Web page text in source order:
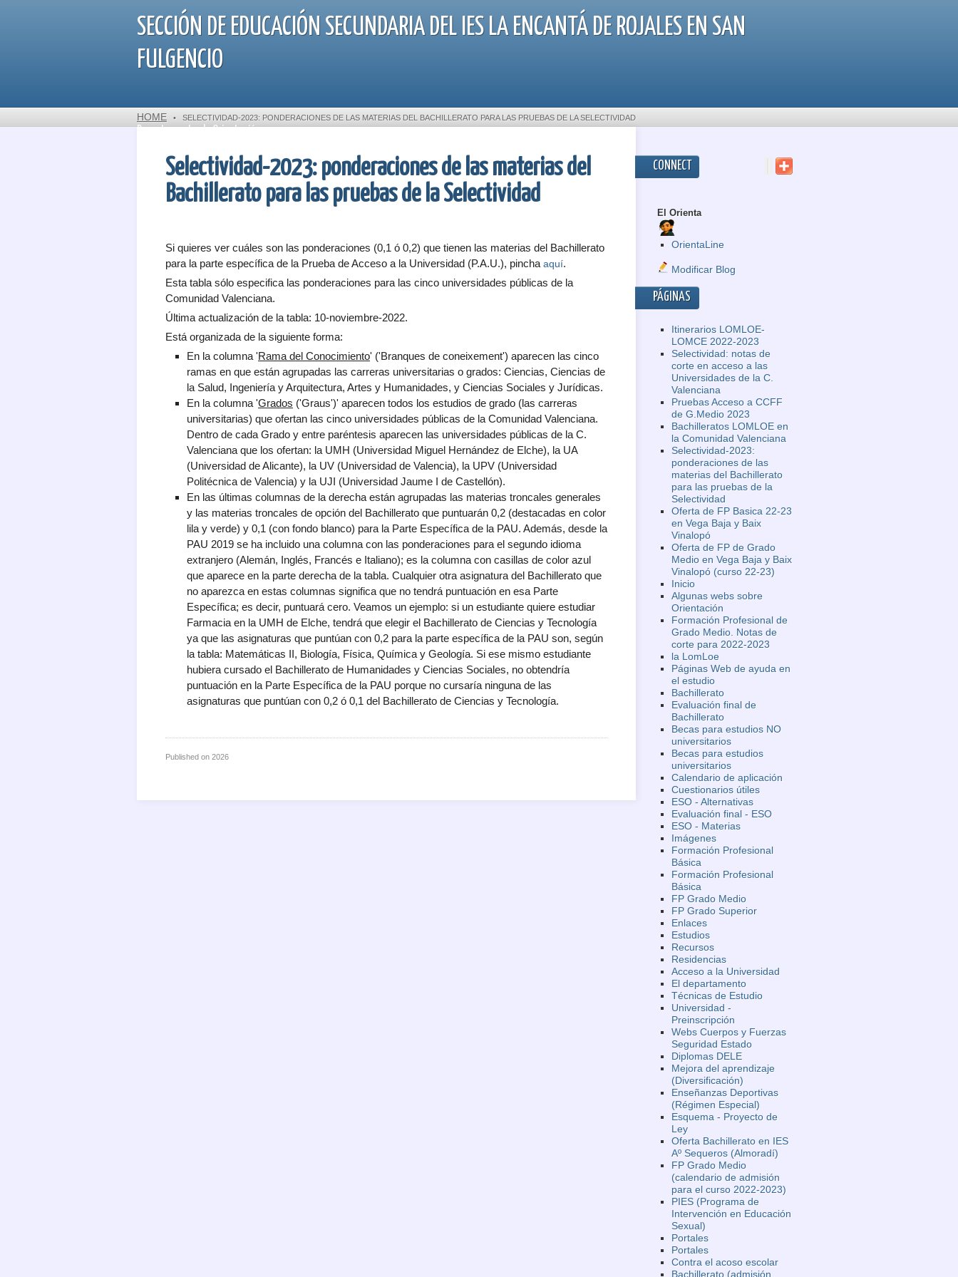
SECCIÓN DE EDUCACIÓN SECUNDARIA DEL IES LA ENCANTÁ DE ROJALES EN SAN
FULGENCIO
Departamento de Orientación
HOME • SELECTIVIDAD-2023: PONDERACIONES DE LAS MATERIAS DEL BACHILLERATO PARA LAS PRUEBAS DE LA SELECTIVIDAD
Selectividad-2023: ponderaciones de las materias del
Bachillerato para las pruebas de la Selectividad
Si quieres ver cuáles son las ponderaciones (0,1 ó 0,2) que tienen las materias del Bachillerato
para la parte específica de la Prueba de Acceso a la Universidad (P.A.U.), pincha aquí.
Esta tabla sólo especifica las ponderaciones para las cinco universidades públicas de la
Comunidad Valenciana.
Última actualización de la tabla: 10-noviembre-2022.
Está organizada de la siguiente forma:
En la columna 'Rama del Conocimiento' ('Branques de coneixement') aparecen las cinco
ramas en que están agrupadas las carreras universitarias o grados: Ciencias, Ciencias de
la Salud, Ingeniería y Arquitectura, Artes y Humanidades, y Ciencias Sociales y Jurídicas.
En la columna 'Grados ('Graus')' aparecen todos los estudios de grado (las carreras
universitarias) que ofertan las cinco universidades públicas de la Comunidad Valenciana.
Dentro de cada Grado y entre paréntesis aparecen las universidades públicas de la C.
Valenciana que los ofertan: la UMH (Universidad Miguel Hernández de Elche), la UA
(Universidad de Alicante), la UV (Universidad de Valencia), la UPV (Universidad
Politécnica de Valencia) y la UJI (Universidad Jaume I de Castellón).
En las últimas columnas de la derecha están agrupadas las materias troncales generales
y las materias troncales de opción del Bachillerato que puntuarán 0,2 (destacadas en color
lila y verde) y 0,1 (con fondo blanco) para la Parte Específica de la PAU. Además, desde la
PAU 2019 se ha incluido una columna con las ponderaciones para el segundo idioma
extranjero (Alemán, Inglés, Francés e Italiano); es la columna con casillas de color azul
que aparece en la parte derecha de la tabla. Cualquier otra asignatura del Bachillerato que
no aparezca en estas columnas significa que no tendrá puntuación en esa Parte
Específica; es decir, puntuará cero. Veamos un ejemplo: si un estudiante quiere estudiar
Farmacia en la UMH de Elche, tendrá que elegir el Bachillerato de Ciencias y Tecnología
ya que las asignaturas que puntúan con 0,2 para la parte específica de la PAU son, según
la tabla: Matemáticas II, Biología, Física, Química y Geología. Si ese mismo estudiante
hubiera cursado el Bachillerato de Humanidades y Ciencias Sociales, no obtendría
puntuación en la Parte Específica de la PAU porque no cursaría ninguna de las
asignaturas que puntúan con 0,2 ó 0,1 del Bachillerato de Ciencias y Tecnología.
Published on 2026
CONNECT
El Orienta
OrientaLine
Modificar Blog
PÁGINAS
Itinerarios LOMLOE-
LOMCE 2022-2023
Selectividad: notas de
corte en acceso a las
Universidades de la C.
Valenciana
Pruebas Acceso a CCFF
de G.Medio 2023
Bachilleratos LOMLOE en
la Comunidad Valenciana
Selectividad-2023:
ponderaciones de las
materias del Bachillerato
para las pruebas de la
Selectividad
Oferta de FP Basica 22-23
en Vega Baja y Baix
Vinalopó
Oferta de FP de Grado
Medio en Vega Baja y Baix
Vinalopó (curso 22-23)
Inicio
Algunas webs sobre
Orientación
Formación Profesional de
Grado Medio. Notas de
corte para 2022-2023
la LomLoe
Páginas Web de ayuda en
el estudio
Bachillerato
Evaluación final de
Bachillerato
Becas para estudios NO
universitarios
Becas para estudios
universitarios
Calendario de aplicación
Cuestionarios útiles
ESO - Alternativas
Evaluación final - ESO
ESO - Materias
Imágenes
Formación Profesional
Básica
Formación Profesional
Básica
FP Grado Medio
FP Grado Superior
Enlaces
Estudios
Recursos
Residencias
Acceso a la Universidad
El departamento
Técnicas de Estudio
Universidad -
Preinscripción
Webs Cuerpos y Fuerzas
Seguridad Estado
Diplomas DELE
Mejora del aprendizaje
(Diversificación)
Enseñanzas Deportivas
(Régimen Especial)
Esquema - Proyecto de
Ley
Oferta Bachillerato en IES
Aº Sequeros (Almoradí)
FP Grado Medio
(calendario de admisión
para el curso 2022-2023)
PIES (Programa de
Intervención en Educación
Sexual)
Portales
Portales
Contra el acoso escolar
Bachillerato (admisión